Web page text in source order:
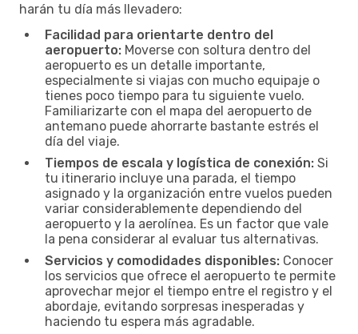
harán tu día más llevadero:
Facilidad para orientarte dentro del
aeropuerto: Moverse con soltura dentro del
aeropuerto es un detalle importante,
especialmente si viajas con mucho equipaje o
tienes poco tiempo para tu siguiente vuelo.
Familiarizarte con el mapa del aeropuerto de
antemano puede ahorrarte bastante estrés el
día del viaje.
Tiempos de escala y logística de conexión: Si
tu itinerario incluye una parada, el tiempo
asignado y la organización entre vuelos pueden
variar considerablemente dependiendo del
aeropuerto y la aerolínea. Es un factor que vale
la pena considerar al evaluar tus alternativas.
Servicios y comodidades disponibles: Conocer
los servicios que ofrece el aeropuerto te permite
aprovechar mejor el tiempo entre el registro y el
abordaje, evitando sorpresas inesperadas y
haciendo tu espera más agradable.